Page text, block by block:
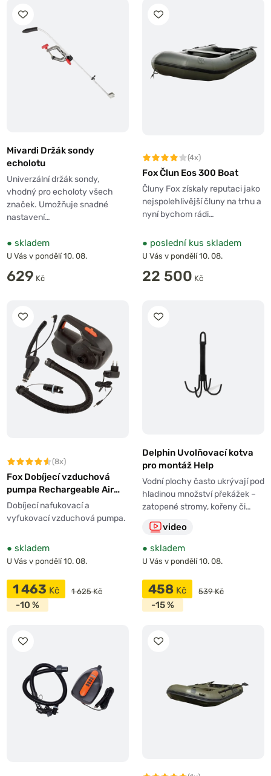
Mivardi Držák sondy
echolotu
Univerzální držák sondy,
vhodný pro echoloty všech
značek. Umožňuje snadné
nastavení…
● skladem
U Vás v pondělí 10. 08.
629 Kč
(4x)
Fox Člun Eos 300 Boat
Čluny Fox získaly reputaci jako
nejspolehlivější čluny na trhu a
nyní bychom rádi…
● poslední kus skladem
U Vás v pondělí 10. 08.
22 500 Kč
(8x)
Fox Dobíjecí vzduchová
pumpa Rechargeable Air
Pump 12V/240V
Dobíjecí nafukovací a
vyfukovací vzduchová pumpa.
● skladem
U Vás v pondělí 10. 08.
1 463 Kč 1 625 Kč
-10 %
Delphin Uvolňovací kotva
pro montáž Help
Vodní plochy často ukrývají pod
hladinou množství překážek –
zatopené stromy, kořeny či…
video
● skladem
U Vás v pondělí 10. 08.
458 Kč 539 Kč
-15 %